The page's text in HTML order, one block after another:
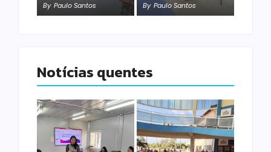
By Paulo Santos By Paulo Santos
Notícias quentes